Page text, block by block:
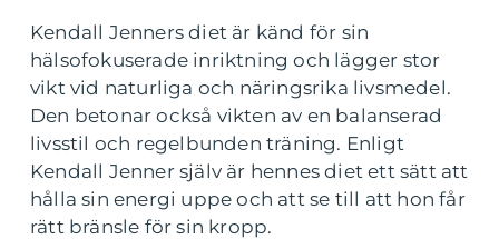
Kendall Jenners diet är känd för sin
hälsofokuserade inriktning och lägger stor
vikt vid naturliga och näringsrika livsmedel.
Den betonar också vikten av en balanserad
livsstil och regelbunden träning. Enligt
Kendall Jenner själv är hennes diet ett sätt att
hålla sin energi uppe och att se till att hon får
rätt bränsle för sin kropp.